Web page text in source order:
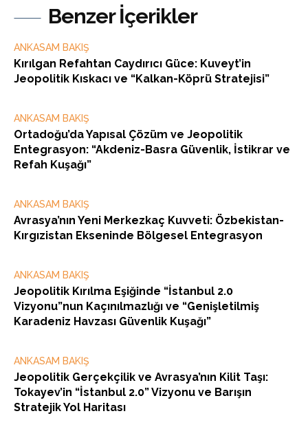
Benzer İçerikler
ANKASAM BAKIŞ
Kırılgan Refahtan Caydırıcı Güce: Kuveyt’in
Jeopolitik Kıskacı ve “Kalkan-Köprü Stratejisi”
ANKASAM BAKIŞ
Ortadoğu’da Yapısal Çözüm ve Jeopolitik
Entegrasyon: “Akdeniz-Basra Güvenlik, İstikrar ve
Refah Kuşağı”
ANKASAM BAKIŞ
Avrasya’nın Yeni Merkezkaç Kuvveti: Özbekistan-
Kırgızistan Ekseninde Bölgesel Entegrasyon
ANKASAM BAKIŞ
Jeopolitik Kırılma Eşiğinde “İstanbul 2.0
Vizyonu”nun Kaçınılmazlığı ve “Genişletilmiş
Karadeniz Havzası Güvenlik Kuşağı”
ANKASAM BAKIŞ
Jeopolitik Gerçekçilik ve Avrasya’nın Kilit Taşı:
Tokayev’in “İstanbul 2.0” Vizyonu ve Barışın
Stratejik Yol Haritası